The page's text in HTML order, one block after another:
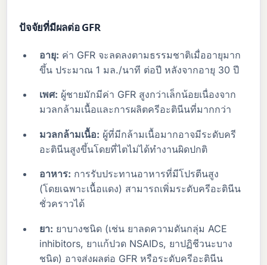
ปัจจัยที่มีผลต่อ GFR
อายุ: ค่า GFR จะลดลงตามธรรมชาติเมื่ออายุมาก
ขึ้น ประมาณ 1 มล./นาที ต่อปี หลังจากอายุ 30 ปี
เพศ: ผู้ชายมักมีค่า GFR สูงกว่าเล็กน้อยเนื่องจาก
มวลกล้ามเนื้อและการผลิตครีอะตินีนที่มากกว่า
มวลกล้ามเนื้อ: ผู้ที่มีกล้ามเนื้อมากอาจมีระดับครี
อะตินีนสูงขึ้นโดยที่ไตไม่ได้ทำงานผิดปกติ
อาหาร: การรับประทานอาหารที่มีโปรตีนสูง
(โดยเฉพาะเนื้อแดง) สามารถเพิ่มระดับครีอะตินีน
ชั่วคราวได้
ยา: ยาบางชนิด (เช่น ยาลดความดันกลุ่ม ACE
inhibitors, ยาแก้ปวด NSAIDs, ยาปฏิชีวนะบาง
ชนิด) อาจส่งผลต่อ GFR หรือระดับครีอะตินีน